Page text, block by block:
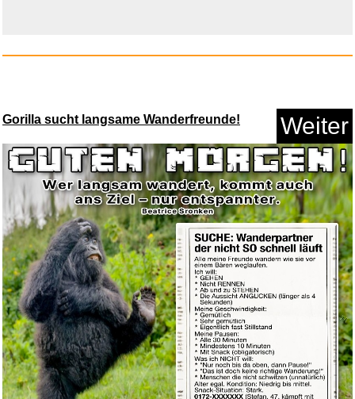
OYKYOHEI COB LED Streifen,
War...
Anzeige
Gorilla sucht langsame Wanderfreunde! Weiter